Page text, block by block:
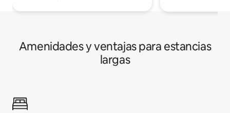
Amenidades y ventajas para estancias
largas